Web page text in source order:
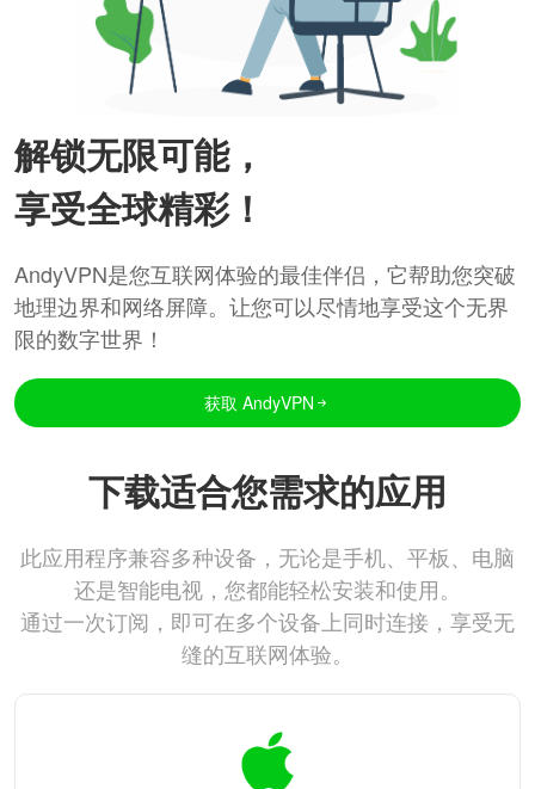
解锁无限可能，
享受全球精彩！
AndyVPN是您互联网体验的最佳伴侣，它帮助您突破
地理边界和网络屏障。让您可以尽情地享受这个无界
限的数字世界！
获取 AndyVPN
下载适合您需求的应用
此应用程序兼容多种设备，无论是手机、平板、电脑
还是智能电视，您都能轻松安装和使用。
通过一次订阅，即可在多个设备上同时连接，享受无
缝的互联网体验。